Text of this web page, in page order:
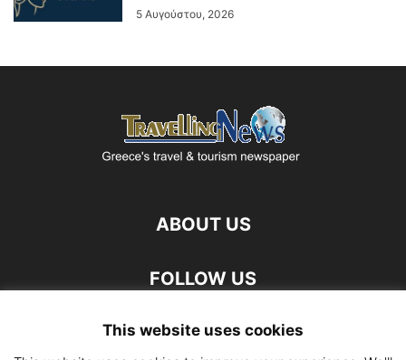
5 Αυγούστου, 2026
ABOUT US
FOLLOW US
This website uses cookies